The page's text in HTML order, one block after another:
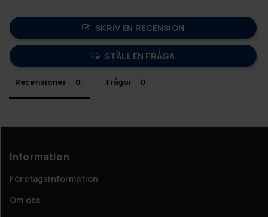
SKRIV EN RECENSION
STÄLL EN FRÅGA
Recensioner Frågor
Information
Företagsinformation
Om oss